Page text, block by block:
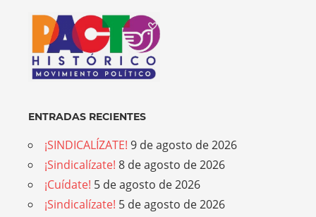
ENTRADAS RECIENTES
¡SINDICALÍZATE! 9 de agosto de 2026
¡Sindicalízate! 8 de agosto de 2026
¡Cuídate! 5 de agosto de 2026
¡Sindicalízate! 5 de agosto de 2026